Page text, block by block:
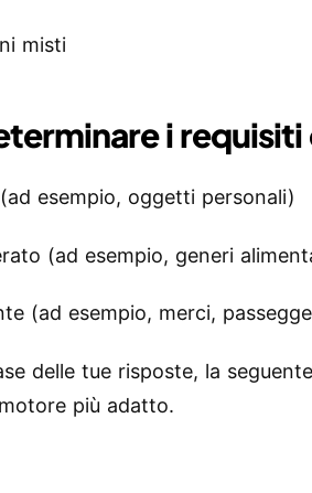
misti
i
esempio, oggetti personali)
(ad esempio, generi
(ad esempio, merci,
delle tue risposte, la
più adatto.